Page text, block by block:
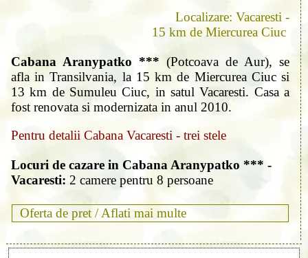
Localizare: Vacaresti -
15 km de Miercurea Ciuc
Cabana Aranypatko *** (Potcoava de Aur), se
afla in Transilvania, la 15 km de Miercurea Ciuc si
13 km de Sumuleu Ciuc, in satul Vacaresti. Casa a
fost renovata si modernizata in anul 2010.
Pentru detalii Cabana Vacaresti - trei stele
Locuri de cazare in Cabana Aranypatko *** -
Vacaresti: 2 camere pentru 8 persoane
Oferta de pret / Aflati mai multe